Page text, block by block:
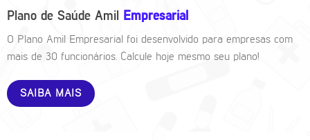
Plano de Saúde Amil Empresarial
O Plano Amil Empresarial foi desenvolvido para empresas com
mais de 30 funcionários. Calcule hoje mesmo seu plano!
SAIBA MAIS